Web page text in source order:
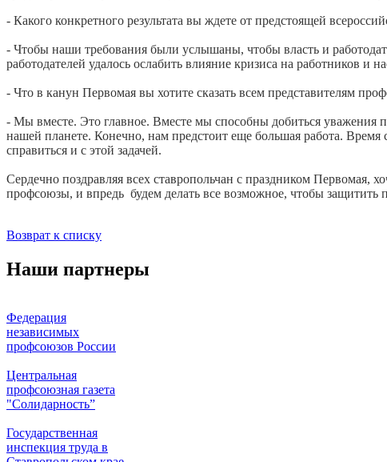
- Какого конкретного результата вы ждете от предстоящей
- Чтобы наши требования были услышаны, чтобы власть и
работодателей удалось ослабить влияние кризиса на работников и
- Что в канун Первомая вы хотите сказать всем представителям
- Мы вместе. Это главное. Вместе мы способны добиться уважения
нашей планете. Конечно, нам предстоит еще большая работа.
справиться и с этой задачей.
Сердечно поздравляя всех ставропольчан с праздником Первомая,
профсоюзы, и впредь будем делать все возможное, чтобы защитить
Возврат к списку
Наши партнеры
Федерация
независимых
профсоюзов России
Центральная
профсоюзная газета
"Солидарность”
Государственная
инспекция труда в